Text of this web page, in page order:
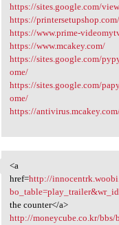
https://sites.google.com/
https://
https://www.prime-
https://www.mcakey.com/
https://sites.google.com/
ome/
https://sites.google.com/
ome/
https://
<a href=http://
<a
href=http://
the counter</a>
http://moneycube.co.kr/bbs/